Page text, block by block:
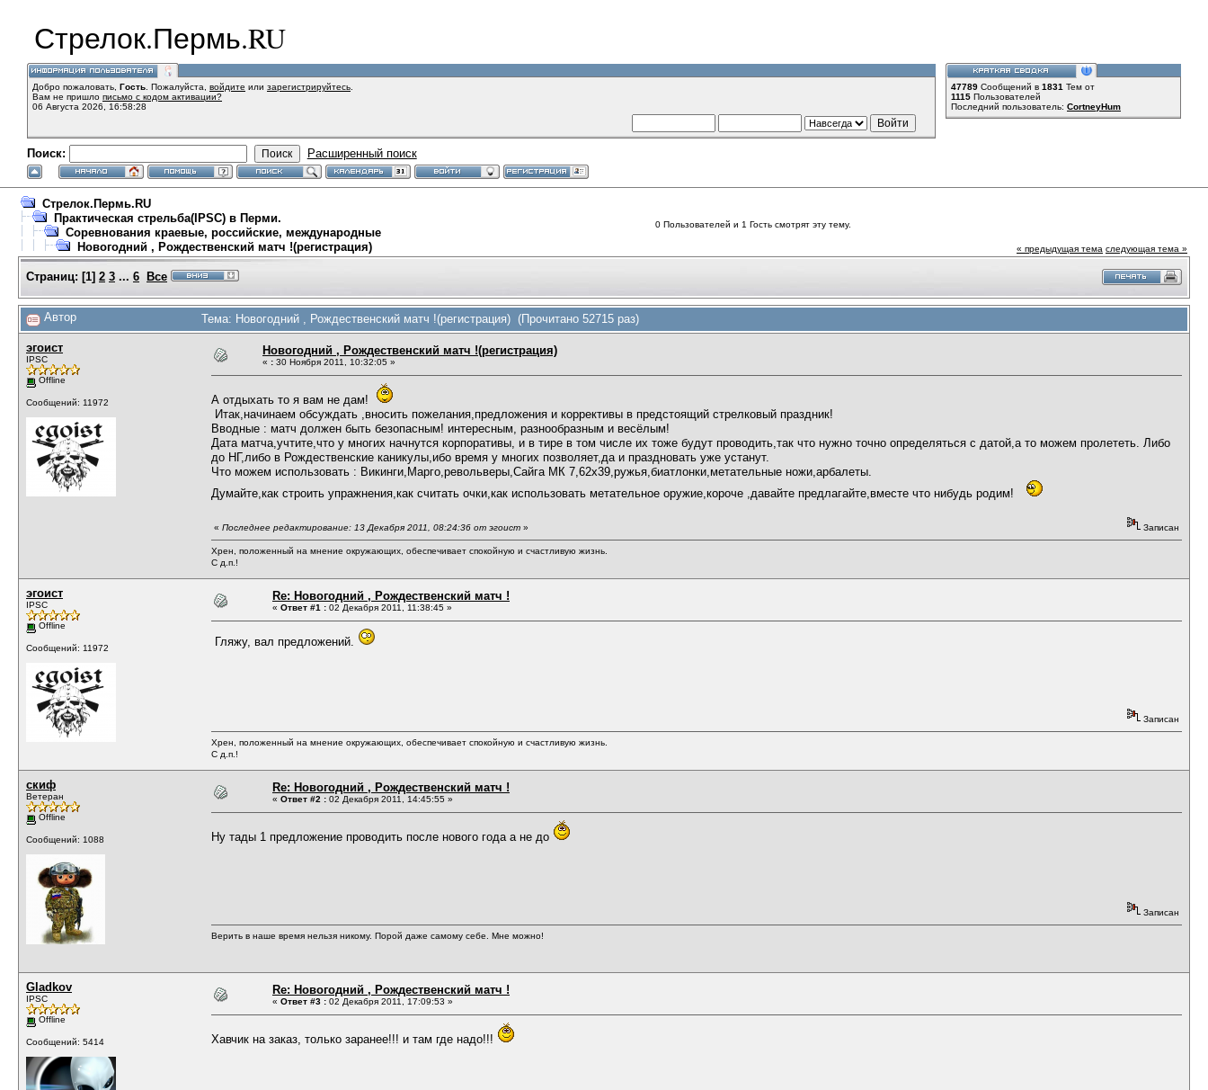
Стрелок.Пермь.RU
Добро пожаловать, Гость . Пожалуйста, войдите или зарегистрируйтесь
Вам не пришло письмо с кодом активации?
06 Августа 2026, 16:58:28
Поиск: Расширенный поиск
47789 Сообщений в 1831 Тем от
1115 Пользователей
Последний пользователь: CortneyHum
Стрелок.Пермь.RU
Практическая стрельба(IPSC) в Перми.
Соревнования краевые, российские, международные
Новогодний , Рождественский матч !(регистрация)
0 Пользователей и 1 Гость смотрят эту тему.
« предыдущая тема следующая тема »
Страниц: [1] 2 3 ... 6 Все
Автор Тема: Новогодний , Рождественский матч !(регистрация) (Прочитано 52715 раз)
эгоист
IPSC
Offline
Сообщений: 11972
Новогодний , Рождественский матч !(регистрация)
« : 30 Ноября 2011, 10:32:05 »
А отдыхать то я вам не дам!
Итак,начинаем обсуждать ,вносить пожелания,предложения и коррективы в предстоящий стрелковый праздник!
Вводные : матч должен быть безопасным! интересным, разнообразным и весёлым!
Дата матча,учтите,что у многих начнутся корпоративы, и в тире в том числе их тоже будут проводить,так что нужно точно определяться с датой,а то можем пролететь. Либо
до НГ,либо в Рождественские каникулы,ибо время у многих позволяет,да и праздновать уже устанут.
Что можем использовать : Викинги,Марго,револьверы,Сайга МК 7,62х39,ружья,биатлонки,метательные ножи,арбалеты.
Думайте,как строить упражнения,как считать очки,как использовать метательное оружие,короче ,давайте предлагайте,вместе что нибудь родим!
« Последнее редактирование: 13 Декабря 2011, 08:24:36 от эгоист » Записан
Хрен, положенный на мнение окружающих, обеспечивает спокойную и счастливую жизнь.
С д.п.!
эгоист
IPSC
Offline
Сообщений: 11972
Re: Новогодний , Рождественский матч !
« Ответ #1 : 02 Декабря 2011, 11:38:45 »
Гляжу, вал предложений.
Записан
Хрен, положенный на мнение окружающих, обеспечивает спокойную и счастливую жизнь.
С д.п.!
скиф
Ветеран
Offline
Сообщений: 1088
Re: Новогодний , Рождественский матч !
« Ответ #2 : 02 Декабря 2011, 14:45:55 »
Ну тады 1 предложение проводить после нового года а не до
Записан
Верить в наше время нельзя никому. Порой даже самому себе. Мне можно!
Gladkov
IPSC
Offline
Сообщений: 5414
Re: Новогодний , Рождественский матч !
« Ответ #3 : 02 Декабря 2011, 17:09:53 »
Хавчик на заказ, только заранее!!! и там где надо!!!